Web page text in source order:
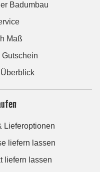
Badumbau
Maß
Lieferoptionen
liefern lassen
liefern lassen